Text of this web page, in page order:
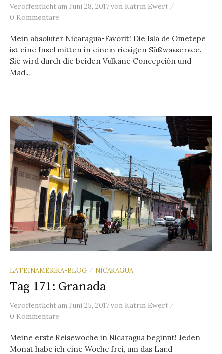
Veröffentlicht am Juni 28, 2017 von Katrin Ewert /
0 Kommentare
Mein absoluter Nicaragua-Favorit! Die Isla de Ometepe
ist eine Insel mitten in einem riesigen Süßwassersee.
Sie wird durch die beiden Vulkane Concepción und
Mad...
LATEINAMERIKA-BLOG / NICARAGUA
Tag 171: Granada
Veröffentlicht am Juni 25, 2017 von Katrin Ewert /
0 Kommentare
Meine erste Reisewoche in Nicaragua beginnt! Jeden
Monat habe ich eine Woche frei, um das Land